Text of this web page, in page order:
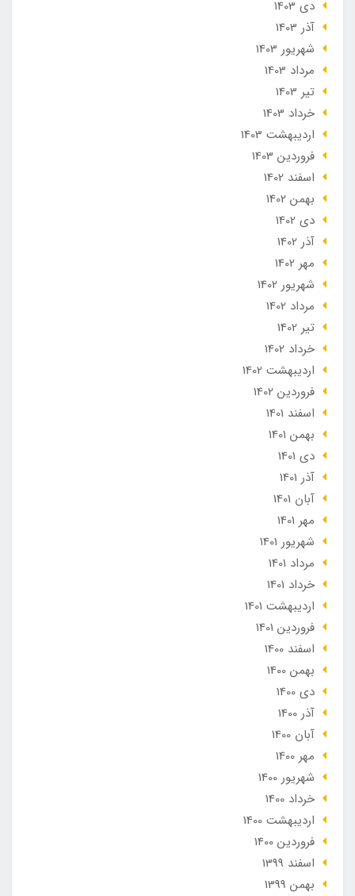
دی 1403
آذر 1403
شهریور 1403
مرداد 1403
تير 1403
خرداد 1403
ارديبهشت 1403
فروردین 1403
اسفند 1402
بهمن 1402
دی 1402
آذر 1402
مهر 1402
شهریور 1402
مرداد 1402
تير 1402
خرداد 1402
ارديبهشت 1402
فروردین 1402
اسفند 1401
بهمن 1401
دی 1401
آذر 1401
آبان 1401
مهر 1401
شهریور 1401
مرداد 1401
خرداد 1401
ارديبهشت 1401
فروردین 1401
اسفند 1400
بهمن 1400
دی 1400
آذر 1400
آبان 1400
مهر 1400
شهریور 1400
خرداد 1400
ارديبهشت 1400
فروردین 1400
اسفند 1399
بهمن 1399